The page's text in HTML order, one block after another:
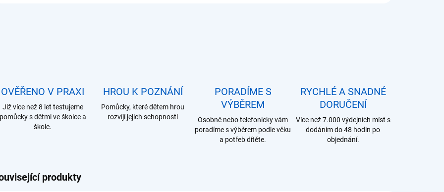
OVĚŘENO V PRAXI
Již více než 8 let testujeme
pomůcky s dětmi ve školce a
škole.
HROU K POZNÁNÍ
Pomůcky, které dětem hrou
rozvíjí jejich schopnosti
PORADÍME S
VÝBĚREM
Osobně nebo telefonicky vám
poradíme s výběrem podle věku
a potřeb dítěte.
RYCHLÉ A SNADNÉ
DORUČENÍ
Více než 7.000 výdejních míst s
dodáním do 48 hodin po
objednání.
produkty